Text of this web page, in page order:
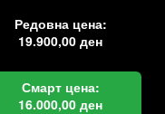
Редовна цена:
19.900,00ден
Смарт цена:
16.000,00ден